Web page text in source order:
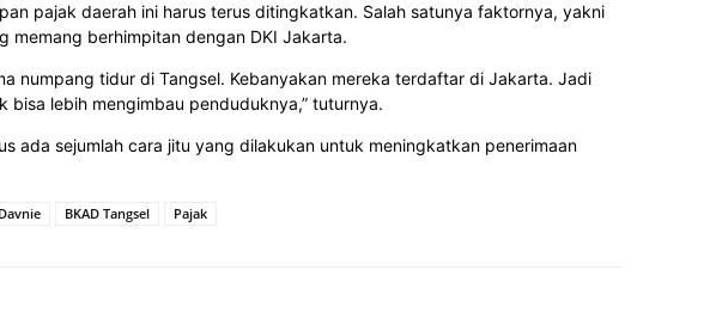
pajak daerah ini harus terus ditingkatkan. Salah satunya faktornya, yakni
memang berhimpitan dengan DKI Jakarta.
numpang tidur di Tangsel. Kebanyakan mereka terdaftar di Jakarta. Jadi
bisa lebih mengimbau penduduknya,” tuturnya.
ada sejumlah cara jitu yang dilakukan untuk meningkatkan penerimaan
BKAD Tangsel Pajak